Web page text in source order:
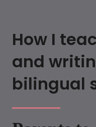
How I
and
bilingual